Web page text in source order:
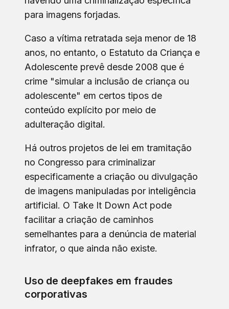
para imagens forjadas.
Caso a vítima retratada seja menor de 18
anos, no entanto, o Estatuto da Criança e
Adolescente prevê desde 2008 que é
crime "simular a inclusão de criança ou
adolescente" em certos tipos de
conteúdo explícito por meio de
adulteração digital.
Há outros projetos de lei em tramitação
no Congresso para criminalizar
especificamente a criação ou divulgação
de imagens manipuladas por inteligência
artificial. O Take It Down Act pode
facilitar a criação de caminhos
semelhantes para a denúncia de material
infrator, o que ainda não existe.
Uso de deepfakes em fraudes
corporativas